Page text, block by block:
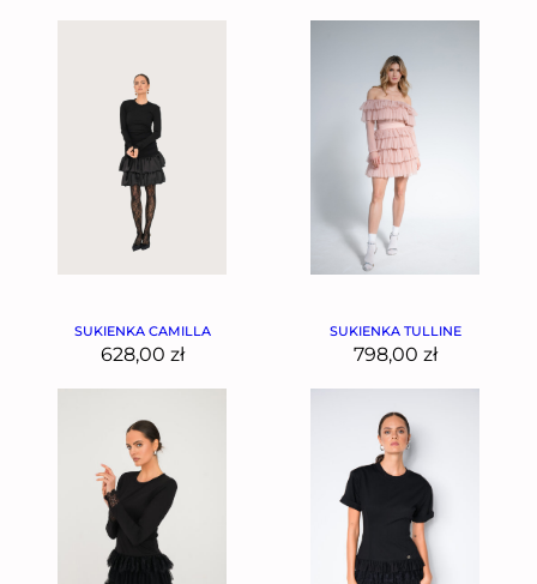
SUKIENKA CAMILLA
628,00 zł
SUKIENKA TULLINE
798,00 zł